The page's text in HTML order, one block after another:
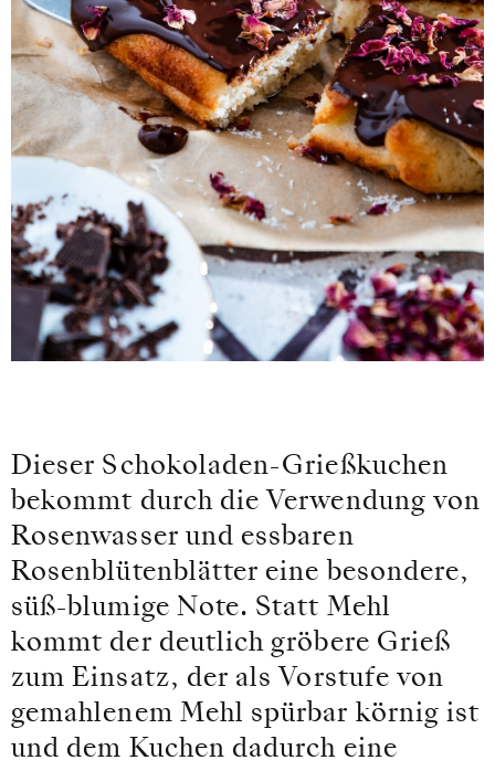
Dieser Schokoladen-Grießkuchen
bekommt durch die Verwendung von
Rosenwasser und essbaren
Rosenblütenblätter eine besondere,
süß-blumige Note. Statt Mehl
kommt der deutlich gröbere Grieß
zum Einsatz, der als Vorstufe von
gemahlenem Mehl spürbar körnig ist
und dem Kuchen dadurch eine